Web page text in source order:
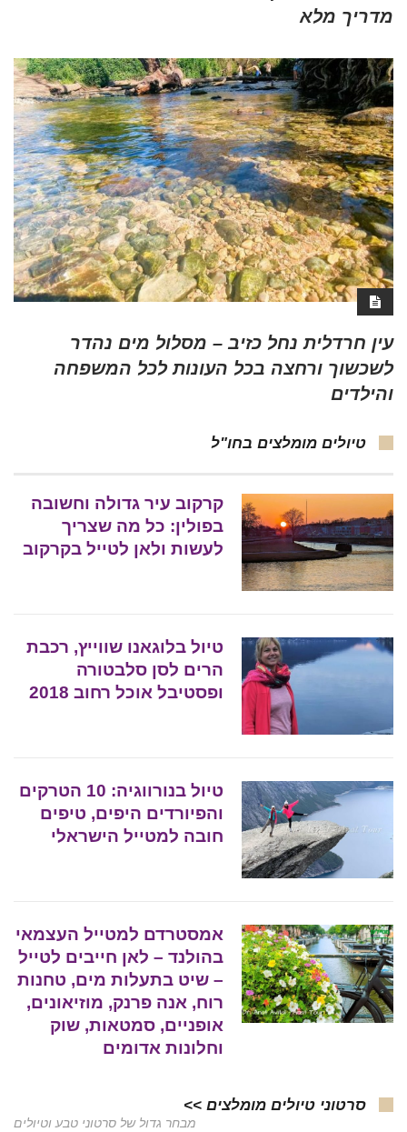
מדריך מלא
עין חרדלית נחל כזיב – מסלול מים נהדר
לשכשוך ורחצה בכל העונות לכל המשפחה
והילדים
טיולים מומלצים בחו"ל
קרקוב עיר גדולה וחשובה
בפולין: כל מה שצריך
לעשות ולאן לטייל בקרקוב
טיול בלוגאנו שווייץ, רכבת
הרים לסן סלבטורה
ופסטיבל אוכל רחוב 2018
טיול בנורווגיה: 10 הטרקים
והפיורדים היפים, טיפים
חובה למטייל הישראלי
אמסטרדם למטייל העצמאי
בהולנד – לאן חייבים לטייל
– שיט בתעלות מים, טחנות
רוח, אנה פרנק, מוזיאונים,
אופניים, סמטאות, שוק
וחלונות אדומים
סרטוני טיולים מומלצים >>
מבחר גדול של סרטוני טבע וטיולים